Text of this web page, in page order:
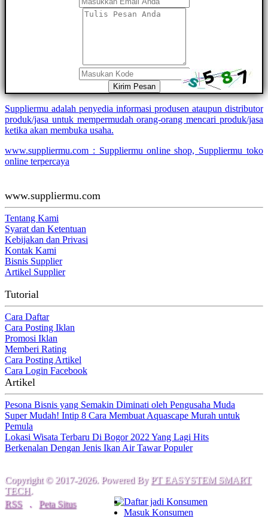
Kirim Pesan
Suppliermu adalah penyedia informasi produsen ataupun distributor
produk/jasa untuk mempermudah orang-orang mencari produk/jasa
ketika akan membuka usaha.
www.suppliermu.com : Suppliermu online shop, Suppliermu toko
online terpercaya
www.suppliermu.com
Tentang Kami
Syarat dan Ketentuan
Kebijakan dan Privasi
Kontak Kami
Bisnis Supplier
Artikel Supplier
Tutorial
Cara Daftar
Cara Posting Iklan
Promosi Iklan
Memberi Rating
Cara Posting Artikel
Cara Login Facebook
Artikel
Pesona Bisnis yang Semakin Diminati oleh Pengusaha Muda
Super Mudah! Intip 8 Cara Membuat Aquascape Murah untuk
Pemula
Lokasi Wisata Terbaru Di Bogor 2022 Yang Lagi Hits
Berkenalan Dengan Jenis Ikan Air Tawar Populer
Copyright © 2017-2026. Powered By PT EASYSTEM SMART
TECH.
RSS
. Peta Situs
Daftar jadi Konsumen
Masuk Konsumen